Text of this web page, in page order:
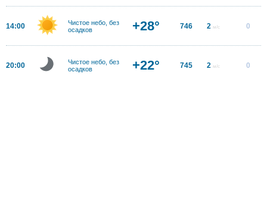
14:00
Чистое небо, без
осадков
+28° 746 2 м/с 0
20:00
Чистое небо, без
осадков
+22° 745 2 м/с 0